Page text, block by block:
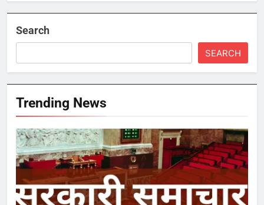
Search
SEARCH
Trending News